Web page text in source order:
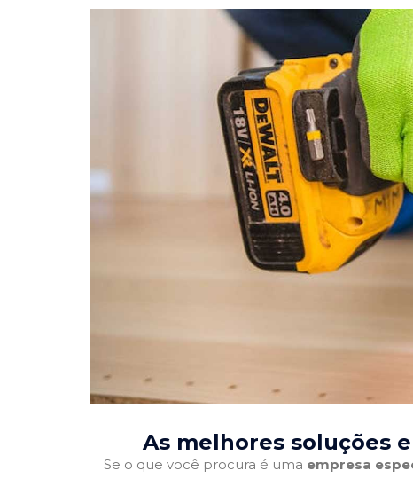
As melhores soluções
Se o que você procura é uma empresa